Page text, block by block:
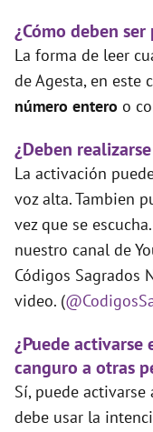
¿Cómo deben
La forma de leer
de Agesta, en este
número entero o
¿Deben
La activación
voz alta. Tambien
vez que se
nuestro canal de
Códigos Sagrados
video. (
¿Puede activarse
canguro a otras
Sí, puede
debe usar la